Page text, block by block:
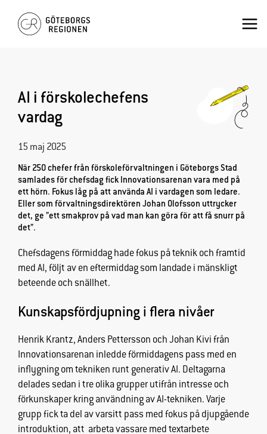
innehåll
AI i förskolechefens
vardag
15 maj 2025
När 250 chefer från förskoleförvaltningen i Göteborgs Stad
samlades för chefsdag fick Innovationsarenan vara med på
ett hörn. Fokus låg på att använda AI i vardagen som ledare.
Eller som förvaltningsdirektören Johan Olofsson uttrycker
det, ge ”ett smakprov på vad man kan göra för att få snurr på
det”.
Chefsdagens förmiddag hade fokus på teknik och framtid
med AI, följt av en eftermiddag som landade i mänskligt
beteende och snällhet.
Kunskapsfördjupning i flera nivåer
Henrik Krantz, Anders Pettersson och Johan Kivi från
Innovationsarenan inledde förmiddagens pass med en
inflygning om tekniken runt generativ AI. Deltagarna
delades sedan i tre olika grupper utifrån intresse och
förkunskaper kring användning av AI-tekniken. Varje
grupp fick ta del av varsitt pass med fokus på djupgående
introduktion, att arbeta vassare med textarbete
Nödvändiga
Dessa